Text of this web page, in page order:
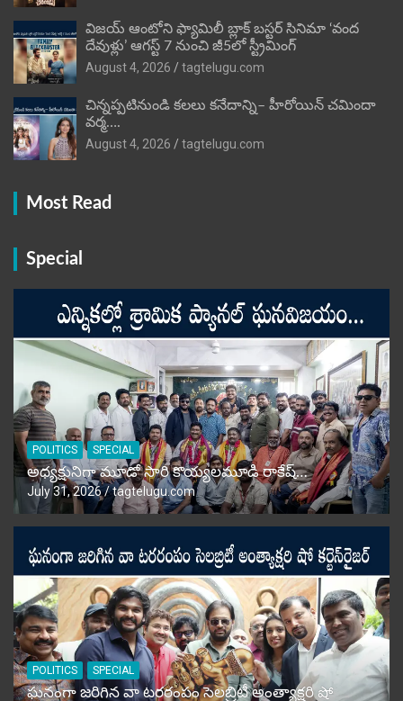
విజ‌య్ ఆంటోని ఫ్యామిలీ బ్లాక్ బ‌స్ట‌ర్‌ సినిమా ‘వంద
దేవుళ్లు’ ఆగస్ట్ 7 నుంచి జీ5లో స్ట్రీమింగ్
August 4, 2026
tagtelugu.com
చిన్నప్పటినుండి కలలు కనేదాన్ని– హీరోయిన్‌ చమిందా
వర్మ….
August 4, 2026
tagtelugu.com
Most Read
Special
POLITICS SPECIAL
అధ్యక్షునిగా మూడో సారి కొయ్యలమూడి రాకేష్‌…
July 31, 2026 tagtelugu.com
POLITICS SPECIAL
ఘనంగా జరిగిన వా టరరంపం సెలబ్రిటీ అంత్యాక్షరి షో